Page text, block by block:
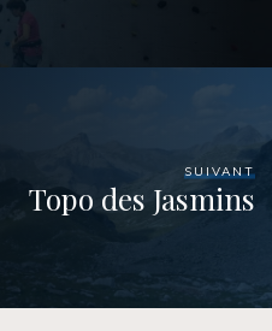
SUIVANT
Topo des Jasmins